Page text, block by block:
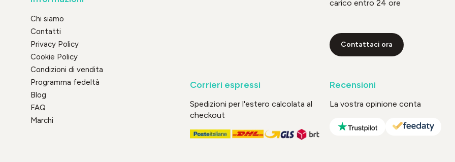
Chi siamo
Contatti
Privacy Policy
Cookie Policy
Condizioni di vendita
Programma fedeltà
Blog
FAQ
Marchi
carico entro 24 ore
Contattaci ora
Corrieri espressi
Spedizioni per l'estero calcolata al
checkout
Recensioni
La vostra opinione conta